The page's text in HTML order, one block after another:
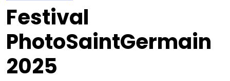
Festival
PhotoSaintGermain
2025